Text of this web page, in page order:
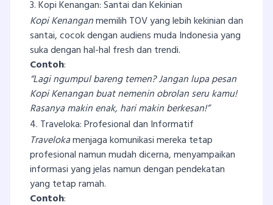
3. Kopi Kenangan: Santai dan Kekinian
Kopi Kenanganmemilih TOV yang lebih kekinian dan
santai, cocok dengan audiens muda Indonesia yang
suka dengan hal-hal fresh dan trendi.
Contoh:
“Lagi ngumpul bareng temen? Jangan lupa pesan
Kopi Kenangan buat nemenin obrolan seru kamu!
Rasanya makin enak, hari makin berkesan!”
4. Traveloka: Profesional dan Informatif
Travelokamenjaga komunikasi mereka tetap
profesional namun mudah dicerna, menyampaikan
informasi yang jelas namun dengan pendekatan
yang tetap ramah.
Contoh: